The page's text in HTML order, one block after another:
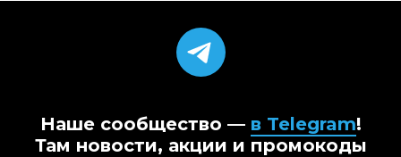
Наше сообщество — в Telegram!
Там новости, акции и промокоды